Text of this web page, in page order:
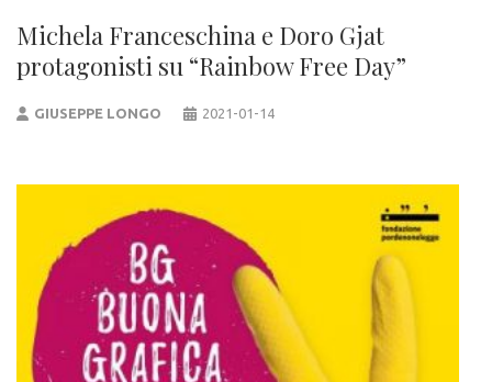
Michela Franceschina e Doro Gjat
protagonisti su “Rainbow Free Day”
GIUSEPPE LONGO 2021-01-14